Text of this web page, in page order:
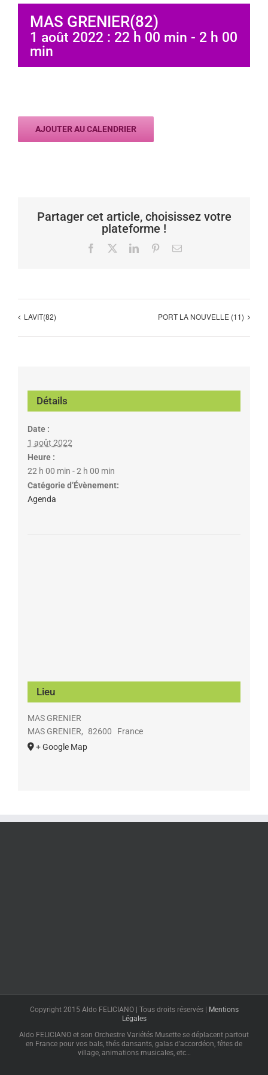
MAS GRENIER(82)
1 août 2022 : 22 h 00 min - 2 h 00
min
AJOUTER AU CALENDRIER
Partager cet article, choisissez votre
plateforme !
Facebook LinkedInPinterestEmail
LAVIT(82) PORT LA NOUVELLE (11)
Détails
Date :
1 août 2022
Heure :
22 h 00 min - 2 h 00 min
Catégorie d’Évènement:
Agenda
Lieu
MAS GRENIER
MAS GRENIER, 82600
France
+ Google Map
Copyright 2015 Aldo FELICIANO | Tous droits réservés |
Mentions
Légales
Aldo FELICIANO et son Orchestre Variétés Musette se déplacent partout
en France pour vos bals, thés dansants, galas d'accordéon, fêtes de
village, animations musicales, etc…